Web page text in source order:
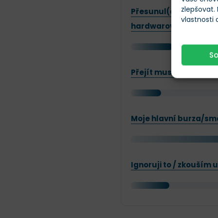
vlastnosti
Přesunul(a) jsem
hardwarovou/
Přejít musím,
Moje hlavní burza/
Ignoruji to / zkouším